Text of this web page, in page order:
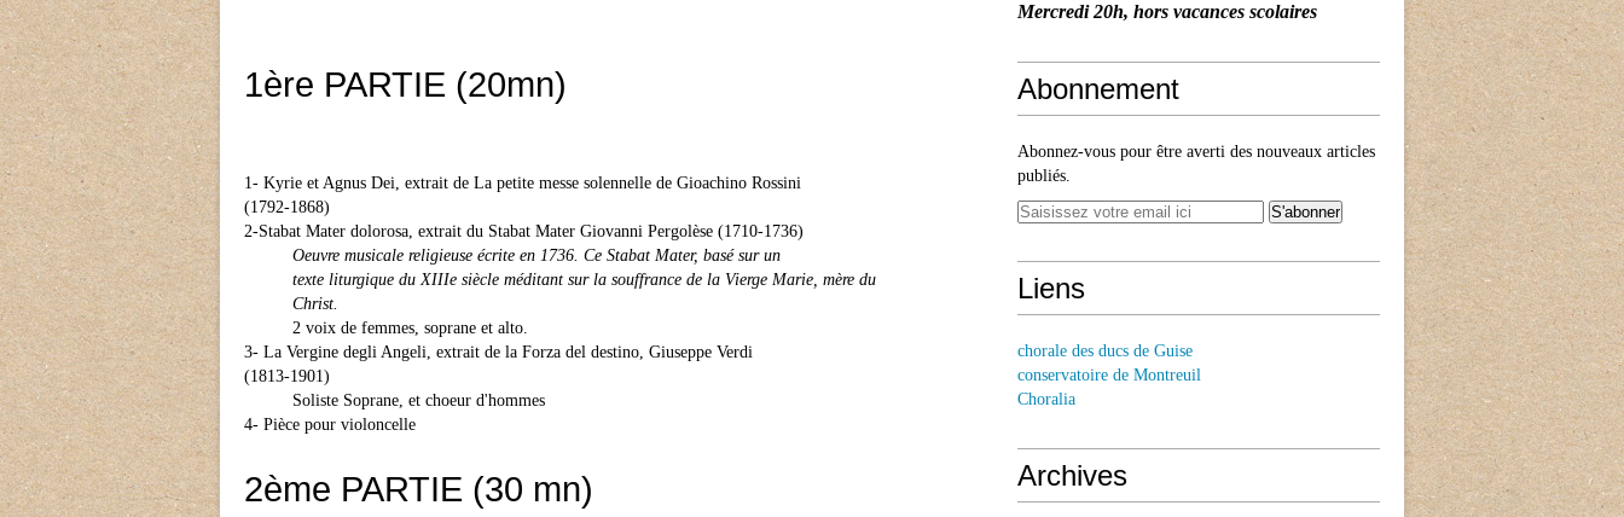
1ère PARTIE (20mn)
1- Kyrie et Agnus Dei, extrait de La petite messe solennelle de Gioachino Rossini
(1792-1868)
2-Stabat Mater dolorosa, extrait du Stabat Mater Giovanni Pergolèse (1710-1736)
Oeuvre musicale religieuse écrite en 1736. Ce Stabat Mater, basé sur un
texte liturgique du XIIIe siècle méditant sur la souffrance de la Vierge Marie, mère du
Christ.
2 voix de femmes, soprane et alto.
3- La Vergine degli Angeli, extrait de la Forza del destino, Giuseppe Verdi
(1813-1901)
Soliste Soprane, et choeur d'hommes
4- Pièce pour violoncelle
2ème PARTIE (30 mn)
Mercredi 20h, hors vacances scolaires
Abonnement
Abonnez-vous pour être averti des nouveaux articles
publiés.
Liens
chorale des ducs de Guise
conservatoire de Montreuil
Choralia
Archives